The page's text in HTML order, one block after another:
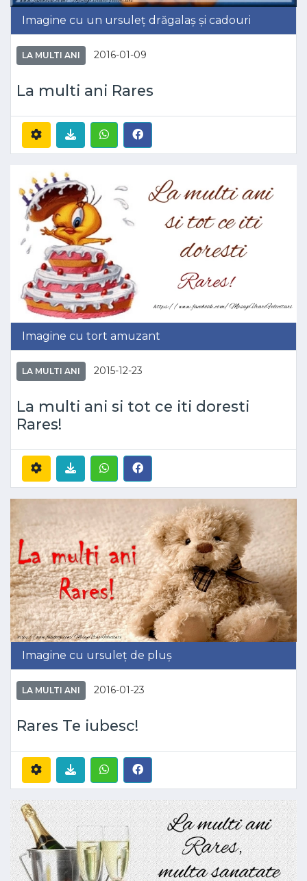
Imagine cu un ursuleț drăgalaș și cadouri
LA MULTI ANI 2016-01-09
La multi ani Rares
Imagine cu tort amuzant
LA MULTI ANI 2015-12-23
La multi ani si tot ce iti doresti
Rares!
Imagine cu ursuleț de pluș
LA MULTI ANI 2016-01-23
Rares Te iubesc!